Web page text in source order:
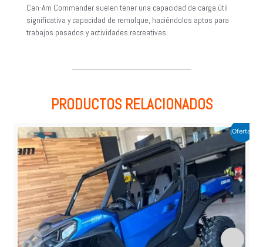
Can-Am Commander suelen tener una capacidad de carga útil
significativa y capacidad de remolque, haciéndolos aptos para
trabajos pesados y actividades recreativas.
PRODUCTOS RELACIONADOS
¡Oferta!